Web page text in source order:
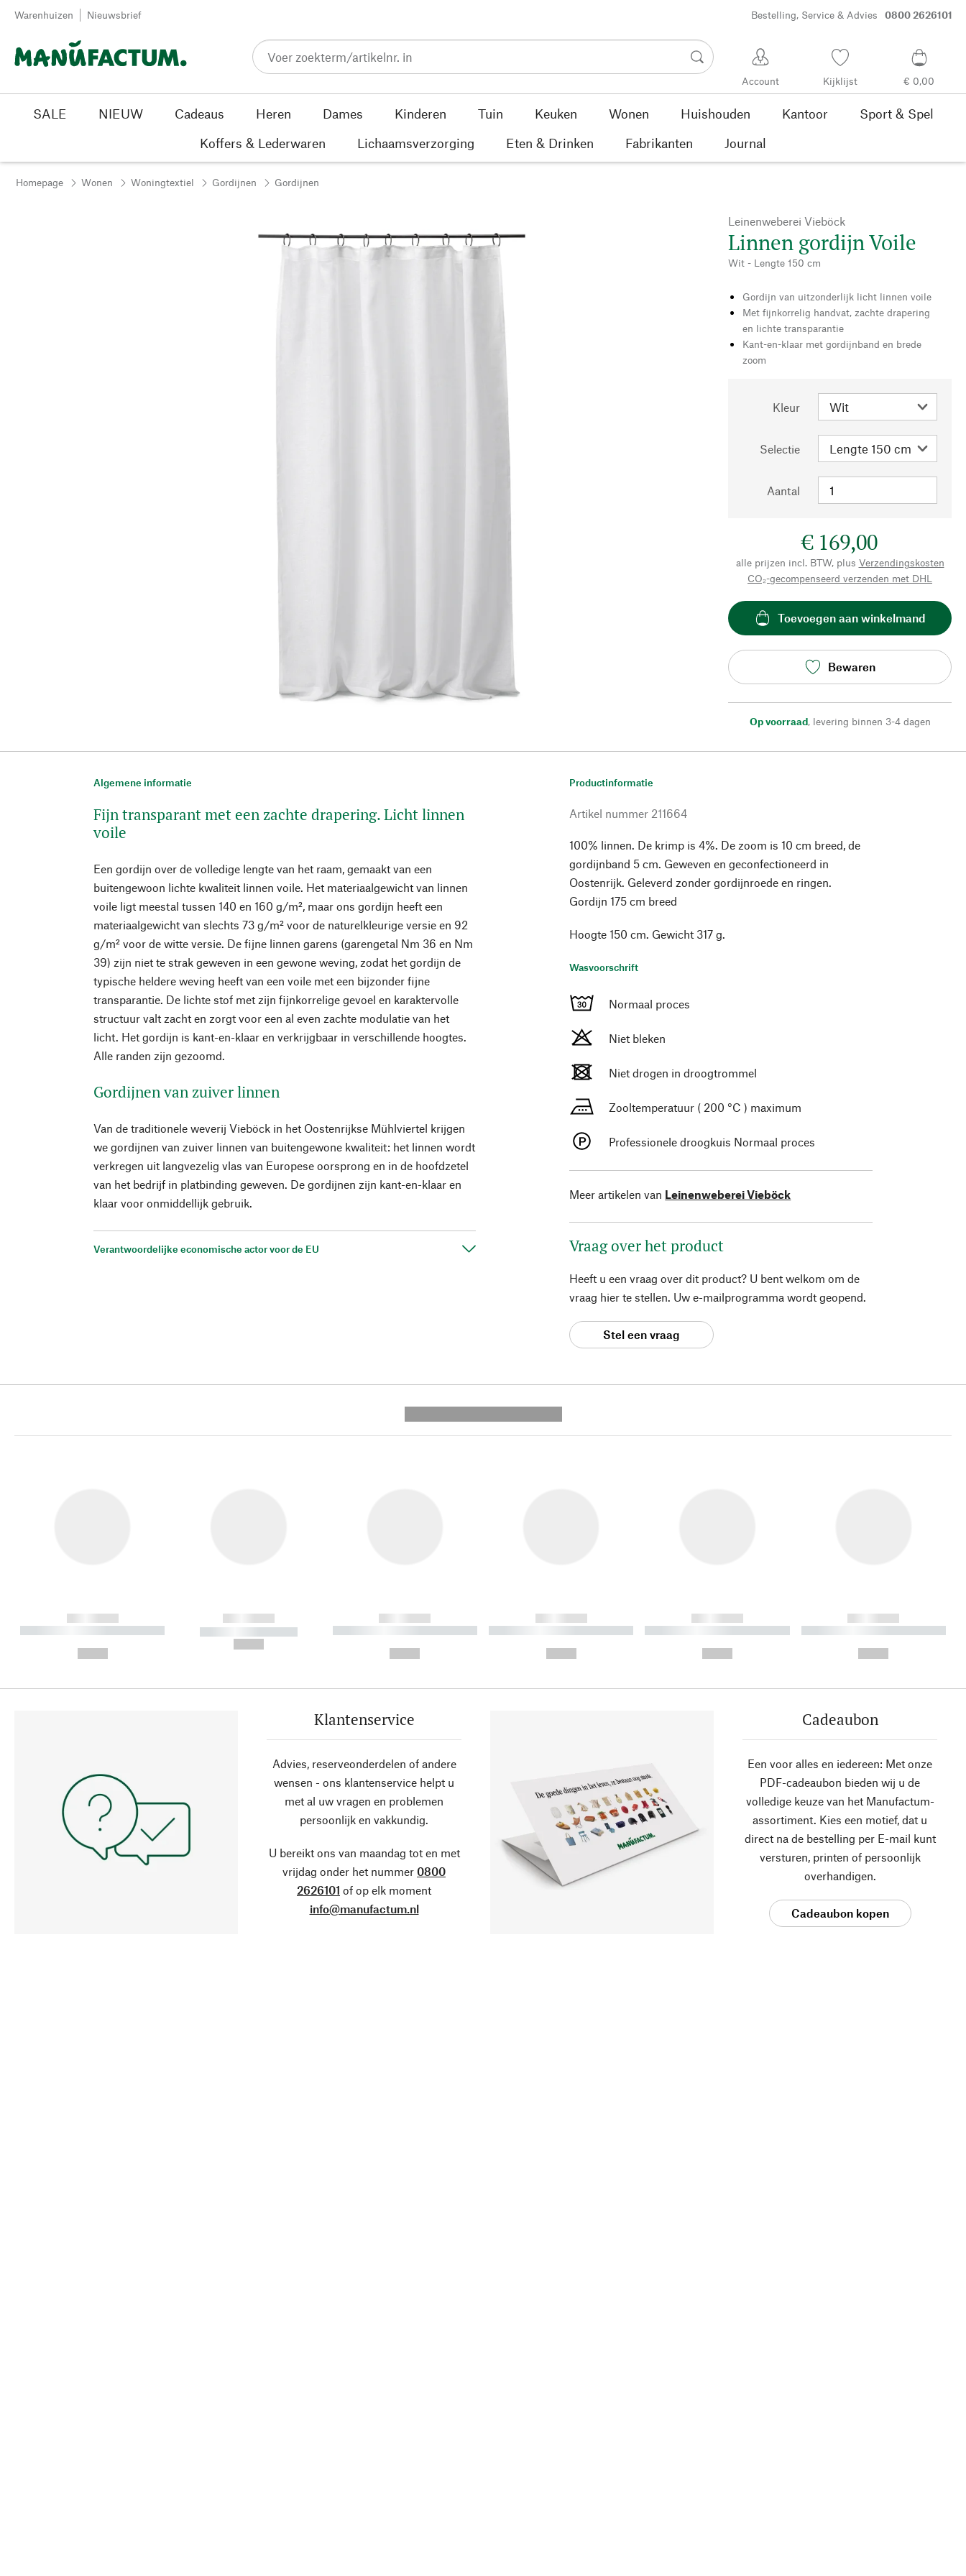
Passer au contenu
Warenhuizen Nieuwsbrief Bestelling, Service & Advies 0800 2626101
Account Kijklijst € 0,00
SALE NIEUW Cadeaus Heren Dames Kinderen Tuin Keuken Wonen Huishouden Kantoor
Sport & Spel
Koffers & Lederwaren
Lichaamsverzorging Eten & Drinken Fabrikanten Journal
Homepage Wonen Woningtextiel Gordijnen Gordijnen
Leinenweberei Vieböck
Linnen gordijn Voile
Wit - Lengte 150 cm
Gordijn van uitzonderlijk licht linnen voile
Met fijnkorrelig handvat, zachte drapering
en lichte transparantie
Kant-en-klaar met gordijnband en brede
zoom
Kleur
Selectie
Aantal
€ 169,00
alle prijzen incl. BTW, plus Verzendingskosten
CO₂-gecompenseerd verzenden met DHL
Toevoegen aan winkelmand
Bewaren
Op voorraad, levering binnen 3-4 dagen
Algemene informatie
Fijn transparant met een zachte drapering. Licht linnen
voile
Een gordijn over de volledige lengte van het raam, gemaakt van een
buitengewoon lichte kwaliteit linnen voile. Het materiaalgewicht van linnen
voile ligt meestal tussen 140 en 160 g/m², maar ons gordijn heeft een
materiaalgewicht van slechts 73 g/m² voor de naturelkleurige versie en 92
g/m² voor de witte versie. De fijne linnen garens (garengetal Nm 36 en Nm
39) zijn niet te strak geweven in een gewone weving, zodat het gordijn de
typische heldere weving heeft van een voile met een bijzonder fijne
transparantie. De lichte stof met zijn fijnkorrelige gevoel en karaktervolle
structuur valt zacht en zorgt voor een al even zachte modulatie van het
licht. Het gordijn is kant-en-klaar en verkrijgbaar in verschillende hoogtes.
Alle randen zijn gezoomd.
Gordijnen van zuiver linnen
Van de traditionele weverij Vieböck in het Oostenrijkse Mühlviertel krijgen
we gordijnen van zuiver linnen van buitengewone kwaliteit: het linnen wordt
verkregen uit langvezelig vlas van Europese oorsprong en in de hoofdzetel
van het bedrijf in platbinding geweven. De gordijnen zijn kant-en-klaar en
klaar voor onmiddellijk gebruik.
Verantwoordelijke economische actor voor de EU
Productinformatie
Artikel nummer 211664
100% linnen. De krimp is 4%. De zoom is 10 cm breed, de
gordijnband 5 cm. Geweven en geconfectioneerd in
Oostenrijk. Geleverd zonder gordijnroede en ringen.
Gordijn 175 cm breed
Hoogte 150 cm. Gewicht 317 g.
Wasvoorschrift
Normaal proces
Niet bleken
Niet drogen in droogtrommel
Zooltemperatuur ( 200 °C ) maximum
Professionele droogkuis Normaal proces
Meer artikelen van Leinenweberei Vieböck
Vraag over het product
Heeft u een vraag over dit product? U bent welkom om de
vraag hier te stellen. Uw e-mailprogramma wordt geopend.
Stel een vraag
------------
----------- ----------- ----------
------------
----------- -----------
------------
----------- ----------- ----------
------------
----------- ----------- ----------
------------
----------- ----------- ----------
------------
----------- ----------- ----------
Klantenservice
Advies, reserveonderdelen of andere
wensen - ons klantenservice helpt u
met al uw vragen en problemen
persoonlijk en vakkundig.
U bereikt ons van maandag tot en met
vrijdag onder het nummer 0800
2626101 of op elk moment
info@manufactum.nl
Cadeaubon
Een voor alles en iedereen: Met onze
PDF-cadeaubon bieden wij u de
volledige keuze van het Manufactum-
assortiment. Kies een motief, dat u
direct na de bestelling per E-mail kunt
versturen, printen of persoonlijk
overhandigen.
Cadeaubon kopen